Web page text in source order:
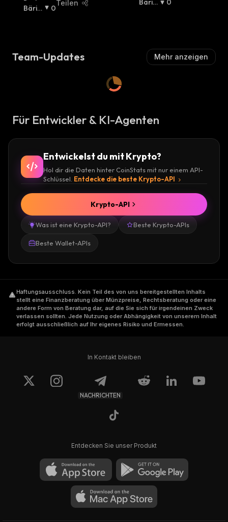
U
H
Bäris
0
Teilen
U
Bäris
0
Team-Updates Mehr anzeigen
Für Entwickler & KI-Agenten
Entwickelst du mit Krypto?
Hol dir die Daten hinter CoinStats mit nur einem API-
Schlüssel. Entdecke die beste Krypto-API
Was ist eine Krypto-API? Beste Krypto-APIs
Beste Wallet-APIs
Krypto-API
Haftungsausschluss. Kein Teil des von uns bereitgestellten Inhalts
stellt eine Finanzberatung über Münzpreise, Rechtsberatung oder eine
andere Form von Beratung dar, auf die Sie sich für irgendeinen Zweck
verlassen sollten. Jede Nutzung oder Abhängigkeit von unserem Inhalt
erfolgt ausschließlich auf Ihr eigenes Risiko und Ermessen.
In Kontakt bleiben
NACHRICHTEN
Entdecken Sie unser Produkt